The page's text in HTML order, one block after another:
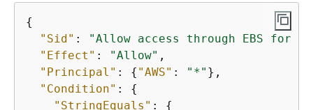
{
"Sid" :
"Allow access through EBS for
"Effect" : "Allow" ,
"Principal" : { "AWS" : "*" },
"Condition" : {
"StringEquals" : {